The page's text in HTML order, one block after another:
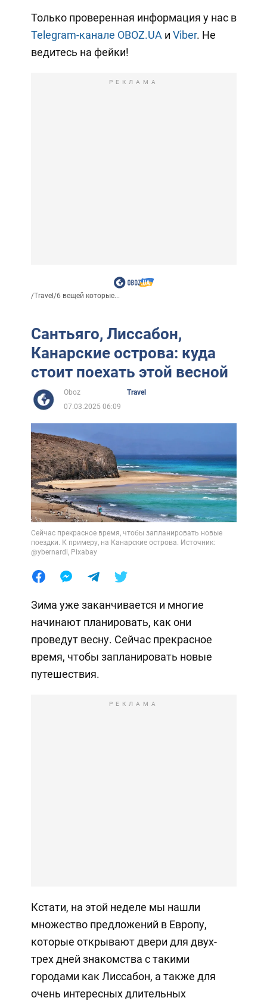
Только проверенная информация у нас в
Telegram-канале OBOZ.UA и Viber. Не
ведитесь на фейки!
РЕКЛАМА
/Travel/6 вещей которые...
Сантьяго, Лиссабон,
Канарские острова: куда
стоит поехать этой весной
Oboz
Travel
07.03.2025 06:09
Сейчас прекрасное время, чтобы запланировать новые
поездки. К примеру, на Канарские острова. Источник:
@ybernardi, Pixabay
Зима уже заканчивается и многие
начинают планировать, как они
проведут весну. Сейчас прекрасное
время, чтобы запланировать новые
путешествия.
РЕКЛАМА
Кстати, на этой неделе мы нашли
множество предложений в Европу,
которые открывают двери для двух-
трех дней знакомства с такими
городами как Лиссабон, а также для
очень интересных длительных